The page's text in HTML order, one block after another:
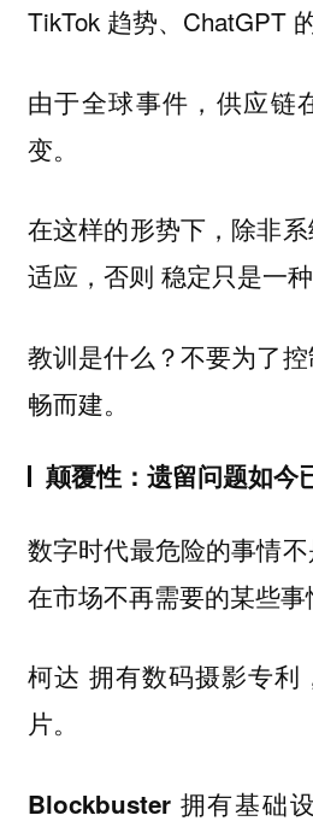
TikTok 趋势、ChatGPT
由于全球事件，供应链
变。
在这样的形势下，除非
适应，否则 稳定只是一种
教训是什么？不要为了
畅而建。
颠覆性：遗留问题如今
数字时代最危险的事情
在市场不再需要的某些事
柯达 拥有数码摄影专利
片。
Blockbuster拥有基础